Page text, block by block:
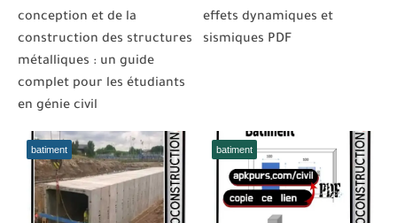
conception et de la
construction des structures
métalliques : un guide
complet pour les étudiants
en génie civil
effets dynamiques et
sismiques PDF
batiment batiment